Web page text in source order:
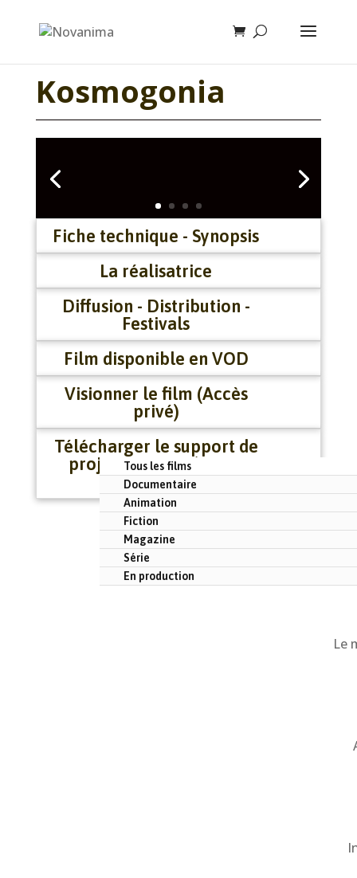
Kosmogonia
Fiche technique - Synopsis
La réalisatrice
Diffusion - Distribution -
Festivals
Film disponible en VOD
Visionner le film (Accès
privé)
Télécharger le support de
projection DCP (Accès
privé)
Tous les films
Documentaire
Animation
Fiction
Magazine
Série
En production
Le